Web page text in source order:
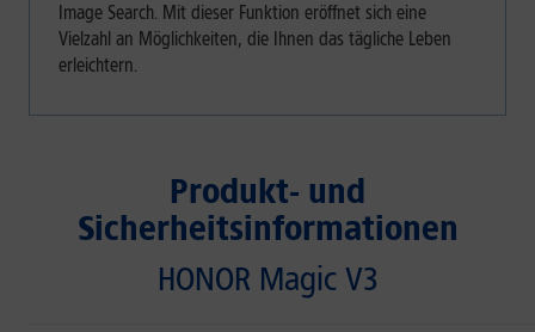
Image Search. Mit dieser Funktion eröffnet sich eine
Vielzahl an Möglichkeiten, die Ihnen das tägliche Leben
erleichtern.
Produkt- und
Sicherheitsinformationen
HONOR Magic V3